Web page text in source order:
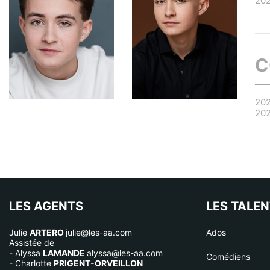
LES AGENTS
Julie ARTERO julie@les-aa.com
Assistée de
- Alyssa LAMANDE alyssa@les-aa.com
- Charlotte PRIGENT-ORVEILLON
LES
Ados
Comédiens